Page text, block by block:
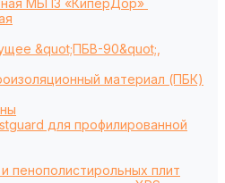
МБПЗ «КиперДор»
&quot;ПБВ-90&quot;,
материал (ПБК)
для профилированной
пенополистирольных плит